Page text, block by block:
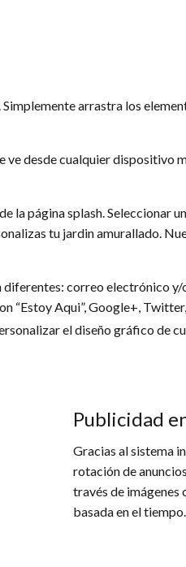
arrastra los
desde cualquier dispositivo
la página splash. Seleccionar
tu jardin amurallado.
correo electrónico
“Estoy Aqui”, Google+,
el diseño gráfico de
Publicidad
Gracias al sistema
rotación de
través de imágenes
basada en el tiempo.